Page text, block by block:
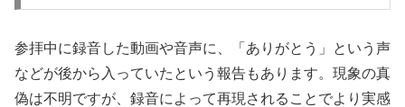
参拝中に録音した動画や音声に、「ありがとう」という声
などが後から入っていたという報告もあります。現象の真
偽は不明ですが、録音によって再現されることでより実感